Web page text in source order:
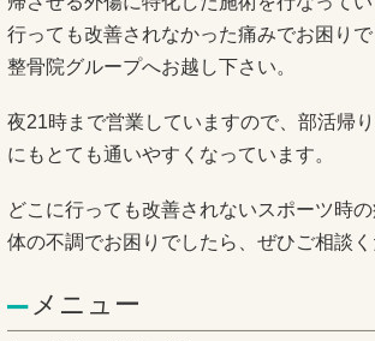
行っても改善されなかった痛みでお困り
整骨院グループへお越し下さい。
夜21時まで営業していますので、部活帰
にもとても通いやすくなっています。
どこに行っても改善されないスポーツ時
体の不調でお困りでしたら、ぜひご相談く
メニュー